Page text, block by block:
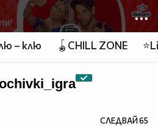
– клю 🪀CHILL ZONE
СЛЕДВАЙ65